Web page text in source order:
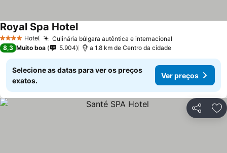
4 EstrelasHotel Culinária búlgara autêntica e internacional
Royal Spa HotelVer preços
8,3 Muito boa 5.904 a 1.8 km de Centro da cidade
Selecione as datas para ver os preços
exatos.
Ver preços
Partilhar